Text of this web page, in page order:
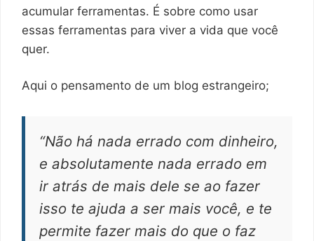
acumular ferramentas. É sobre como usar
essas ferramentas para viver a vida que você
quer.
Aqui o pensamento de um blog estrangeiro;
“Não há nada errado com dinheiro,
e absolutamente nada errado em
ir atrás de mais dele se ao fazer
isso te ajuda a ser mais você, e te
permite fazer mais do que o faz